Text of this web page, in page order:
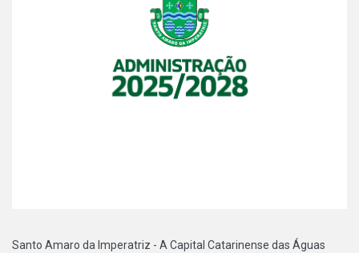
Santo Amaro da Imperatriz - A Capital Catarinense das Águas